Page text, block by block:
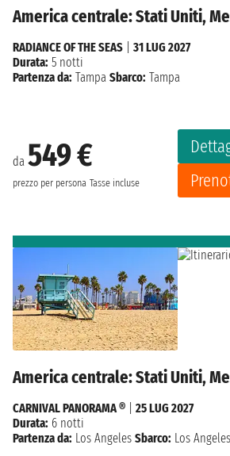
America centrale: Stati Uniti,
da 549 €
prezzo per persona Tasse incluse
RADIANCE OF THE SEAS
31 LUG 2027
Durata: 5 notti
Partenza da: Tampa Sbarco: Tampa
America centrale: Stati Uniti,
CARNIVAL PANORAMA ®
25 LUG 2027
Durata: 6 notti
Partenza da: Los Angeles Sbarco: Los Angeles